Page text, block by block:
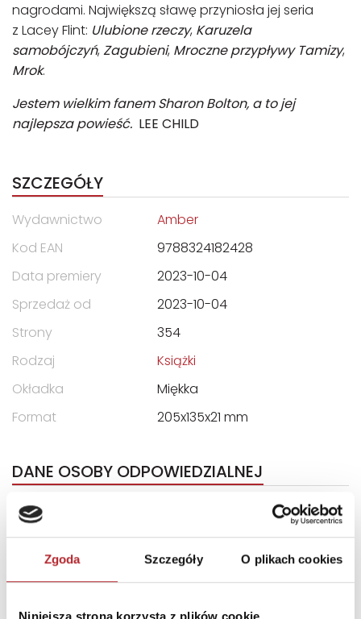
Zgoda Szczegóły O plikach cookies
Niniejsza strona korzysta z plików cookie
nagrodami. Największą sławę przyniosła jej seria
z Lacey Flint: Ulubione rzeczy, Karuzela
samobójczyń, Zagubieni, Mroczne przypływy Tamizy,
Mrok.
Jestem wielkim fanem Sharon Bolton, a to jej
najlepsza powieść. LEE CHILD
SZCZEGÓŁY
Wydawnictwo
Amber
Kod EAN
9788324182428
Data premiery
2023-10-04
Sprzedaż od
2023-10-04
Strony
354
Rodzaj
Książki
Okładka
Miękka
Format
205x135x21 mm
DANE OSOBY ODPOWIEDZIALNEJ
Nazwa
WYDAWNICTWO AMBER SP.
ul. Królewicza Aleksandra 5
Kod pocztowy
02-956
Miasto
Warszawa